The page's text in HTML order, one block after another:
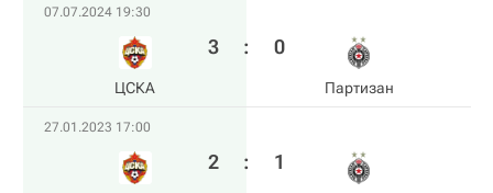
07.07.2024 19:30
ЦСКА
3 : 0
Партизан
27.01.2023 17:00
2 : 1